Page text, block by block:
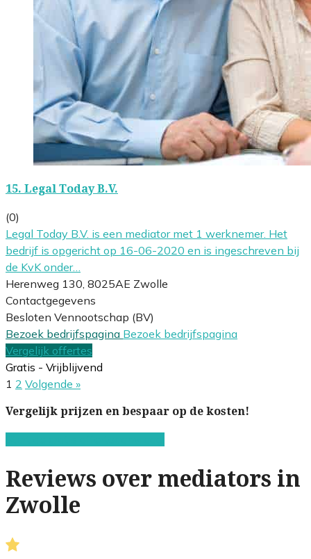
15. Legal Today B.V.
(0)
Legal Today B.V. is een mediator met 1 werknemer. Het
bedrijf is opgericht op 16-06-2020 en is ingeschreven bij
de KvK onder…
Herenweg 130, 8025AE Zwolle
Contactgegevens
Besloten Vennootschap (BV)
Bezoek bedrijfspagina Bezoek bedrijfspagina
Vergelijk offertes
Gratis - Vrijblijvend
1 2 Volgende »
Vergelijk prijzen en bespaar op de kosten!
Reviews over mediators in
Zwolle